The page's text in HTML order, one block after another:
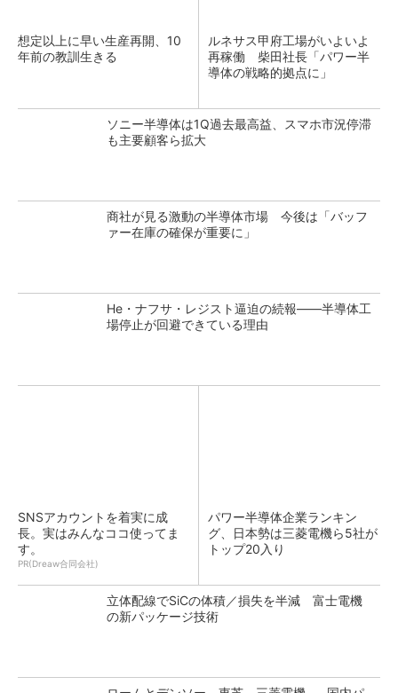
想定以上に早い生産再開、10
年前の教訓生きる
ルネサス甲府工場がいよいよ
再稼働 柴田社長「パワー半
導体の戦略的拠点に」
ソニー半導体は1Q過去最高益、スマホ市況停滞
も主要顧客ら拡大
商社が見る激動の半導体市場 今後は「バッフ
ァー在庫の確保が重要に」
He・ナフサ・レジスト逼迫の続報――半導体工
場停止が回避できている理由
SNSアカウントを着実に成
長。実はみんなココ使ってま
す。
PR(Dreaw合同会社)
パワー半導体企業ランキン
グ、日本勢は三菱電機ら5社が
トップ20入り
立体配線でSiCの体積／損失を半減 富士電機
の新パッケージ技術